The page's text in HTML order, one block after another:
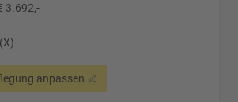
3.692,-
anpassen